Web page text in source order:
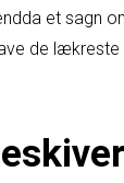
et sagn
de